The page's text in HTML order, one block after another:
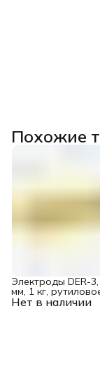
Похожие
Нет в наличии
Электроды DER-
мм, 1 кг,
покрытие Denzel